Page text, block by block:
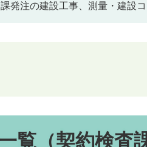
発注の建設工事、測量・建設コ
覧（契約検査